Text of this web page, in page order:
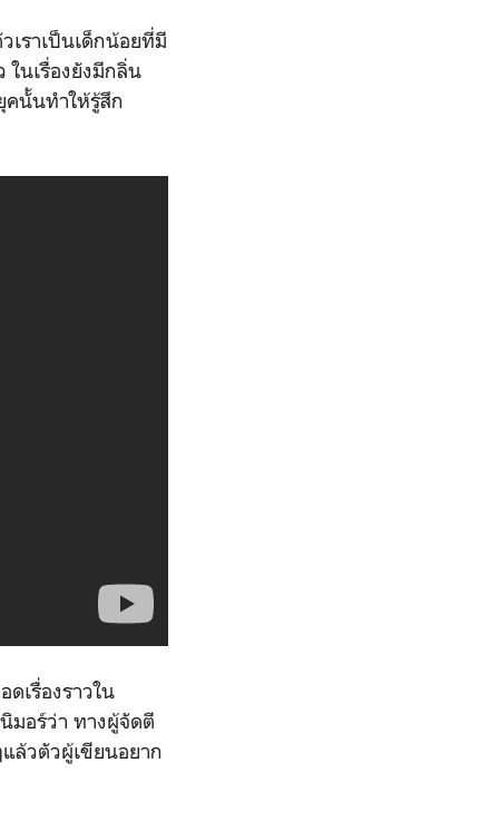
เราเป็นเด็กน้อยที่มี
นเรื่องยังมีกลิ่น
คนั้นทำให้รู้สึก
เรื่องราวใน
มอร์ว่า ทางผู้จัดตี
ล้วตัวผู้เขียนอยาก